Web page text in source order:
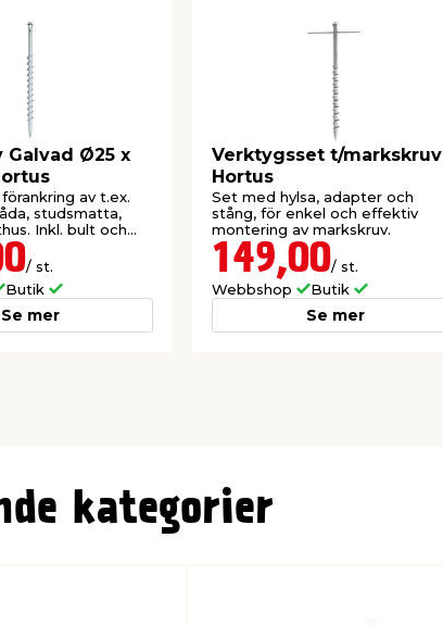
Galvad Ø25 x
av t.ex.
studsmatta,
Inkl. bult och
/ st.
Butik
Se mer
Verktygsset t/markskruv
Hortus
Set med hylsa, adapter och
stång, för enkel och effektiv
montering av markskruv.
149,00/ st.
Webbshop
Butik
Se mer
kategorier